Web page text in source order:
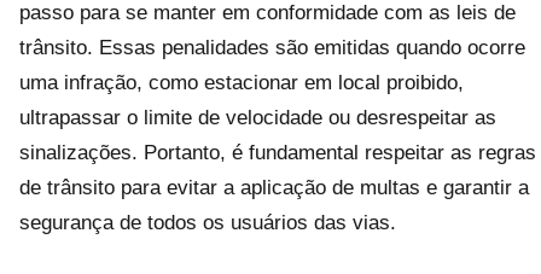
passo para se manter em conformidade com as leis de
trânsito. Essas penalidades são emitidas quando ocorre
uma infração, como estacionar em local proibido,
ultrapassar o limite de velocidade ou desrespeitar as
sinalizações. Portanto, é fundamental respeitar as regras
de trânsito para evitar a aplicação de multas e garantir a
segurança de todos os usuários das vias.